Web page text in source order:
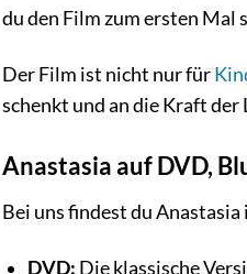
du den Film zum ersten Mal
Der Film ist nicht nur für
schenkt und an die Kraft der
Anastasia auf DVD,
Bei uns findest du
DVD: Die klassische